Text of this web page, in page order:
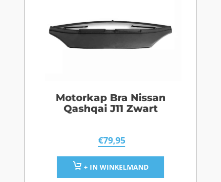
Motorkap Bra Nissan
Qashqai J11 Zwart
€79,95
+ IN WINKELMAND